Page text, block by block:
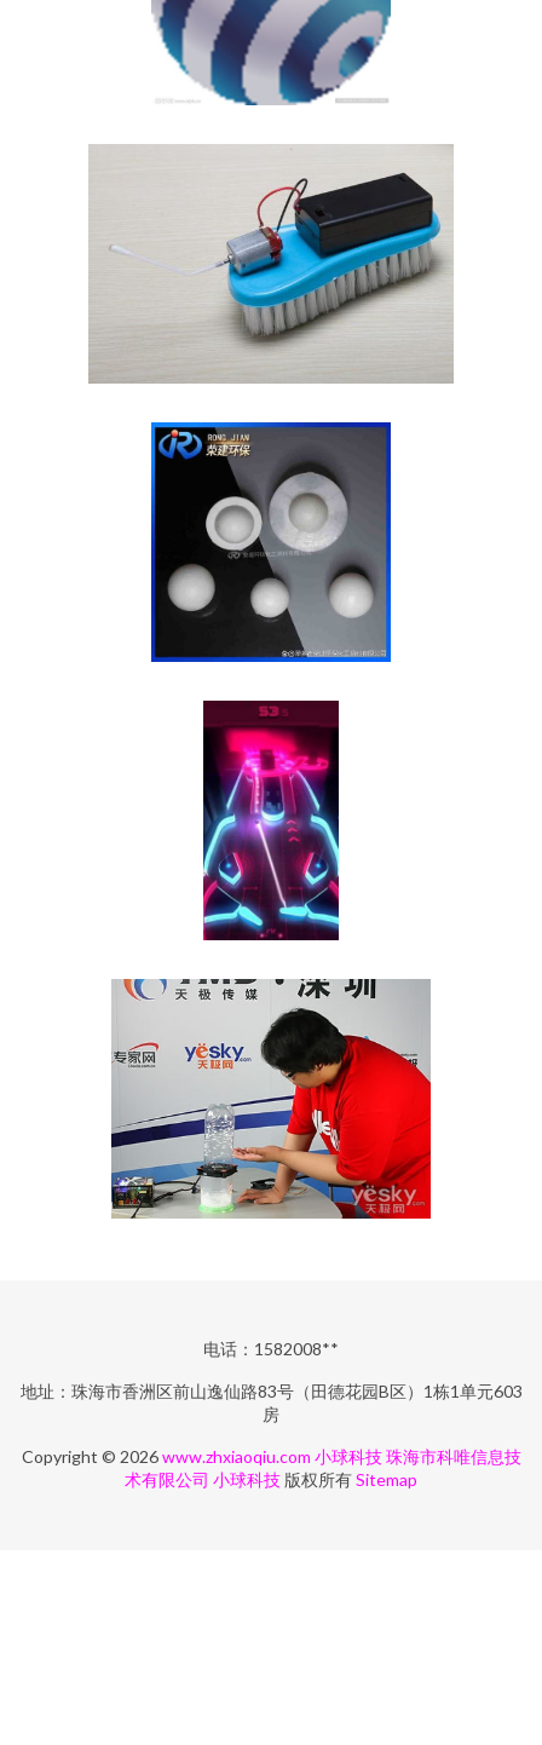
电话：1582008**
地址：珠海市香洲区前山逸仙路83号（田德花园B区）1栋1单元603
房
Copyright © 2026www.zhxiaoqiu.com 小球科技 珠海市科唯信息技
术有限公司 小球科技 版权所有Sitemap